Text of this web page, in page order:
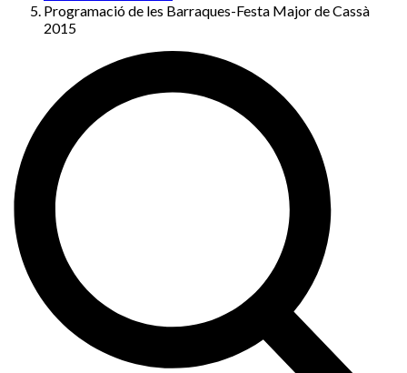
Programació de les Barraques-Festa Major de Cassà
2015